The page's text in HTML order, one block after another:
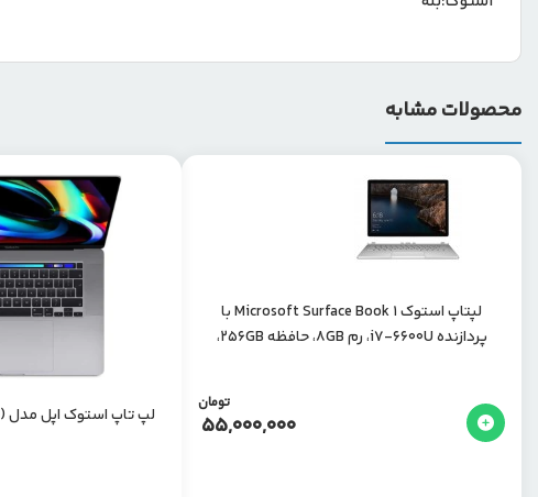
محصولات مشابه
لپتاپ استوک Microsoft Surface Book 1 با
پردازنده i7-6600U، رم 8GB، حافظه 256GB،
55,000,000
تومان
لپ تاپ استوک اپل مدل (i7-9880H) (استوک)